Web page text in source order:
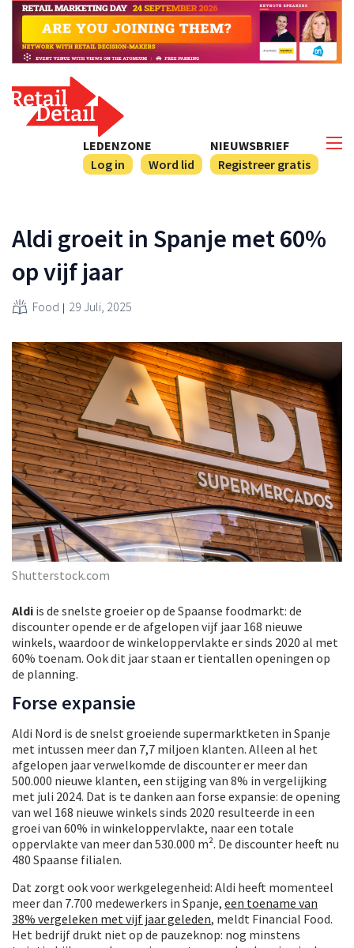
NIEUWSBRIEF
Registreer gratis
LEDENZONE
Log in
Word lid
Aldi groeit in Spanje met 60%
op vijf jaar
Food 29 Juli, 2025
Shutterstock.com
Aldi is de snelste groeier op de Spaanse foodmarkt: de
discounter opende er de afgelopen vijf jaar 168 nieuwe
winkels, waardoor de winkeloppervlakte er sinds 2020 al met
60% toenam. Ook dit jaar staan er tientallen openingen op
de planning.
Forse expansie
Aldi Nord is de snelst groeiende supermarktketen in Spanje
met intussen meer dan 7,7 miljoen klanten. Alleen al het
afgelopen jaar verwelkomde de discounter er meer dan
500.000 nieuwe klanten, een stijging van 8% in vergelijking
met juli 2024. Dat is te danken aan forse expansie: de opening
van wel 168 nieuwe winkels sinds 2020 resulteerde in een
groei van 60% in winkeloppervlakte, naar een totale
oppervlakte van meer dan 530.000 m². De discounter heeft nu
480 Spaanse filialen.
Dat zorgt ook voor werkgelegenheid: Aldi heeft momenteel
meer dan 7.700 medewerkers in Spanje, een toename van
38% vergeleken met vijf jaar geleden, meldt Financial Food.
Het bedrijf drukt niet op de pauzeknop: nog minstens